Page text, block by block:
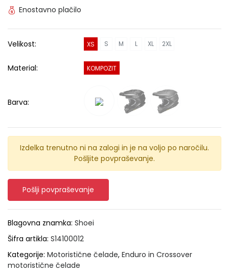
Enostavno plačilo
Velikost: XS S M L XL 2XL
Material: KOMPOZIT
Barva:
Izdelka trenutno ni na zalogi in je na voljo po naročilu.
Pošljite povpraševanje.
Pošlji povpraševanje
Blagovna znamka: Shoei
Šifra artikla: S14100012
Kategorije: Motoristične čelade, Enduro in Crossover
motoristične čelade